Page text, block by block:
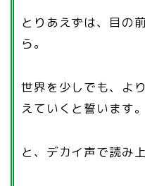
とりあえずは、目の
ら。
世界を少しでも、よ
えていくと誓います
と、デカイ声で読み